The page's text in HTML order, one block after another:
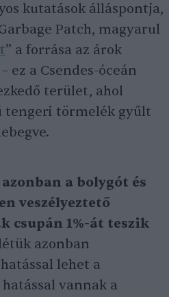
kutatások álláspontja,
Patch, magyarul
” a forrása az árok
ez a Csendes-óceán
terület, ahol
tengeri törmelék gyűlt
a bolygót és
veszélyeztető
csupán 1%-át teszik
azonban
lehet a
vannak a